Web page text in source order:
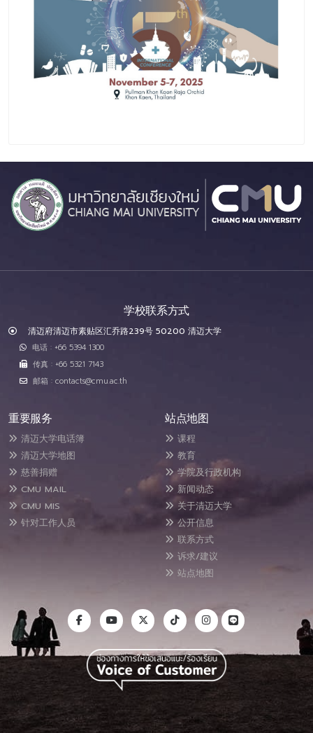
学校联系方式
清迈府清迈市素贴区汇乔路239号 50200 清迈大学
电话 : +66 5394 1300
传真 : +66 5321 7143
邮箱 : contacts@cmu.ac.th
重要服务
清迈大学电话簿
清迈大学地图
慈善捐赠
CMU MAIL
CMU MIS
针对工作人员
站点地图
课程
教育
学院及行政机构
新闻动态
关于清迈大学
公开信息
联系方式
诉求/建议
站点地图